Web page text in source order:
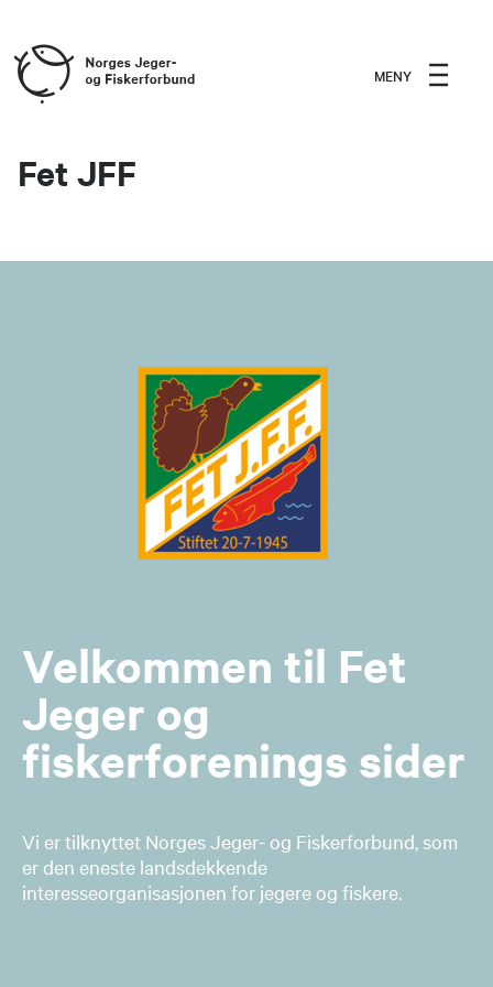
MENY
Fet JFF
Velkommen til Fet
Jeger og
fiskerforenings sider
Vi er tilknyttet Norges Jeger- og Fiskerforbund, som
er den eneste landsdekkende
interesseorganisasjonen for jegere og fiskere.